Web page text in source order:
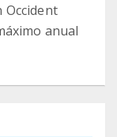
Occident
anual